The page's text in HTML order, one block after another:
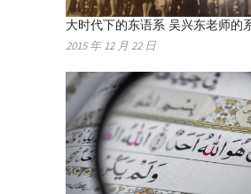
大时代下的东语系 吴兴东老师的
2015 年 12 月 22 日